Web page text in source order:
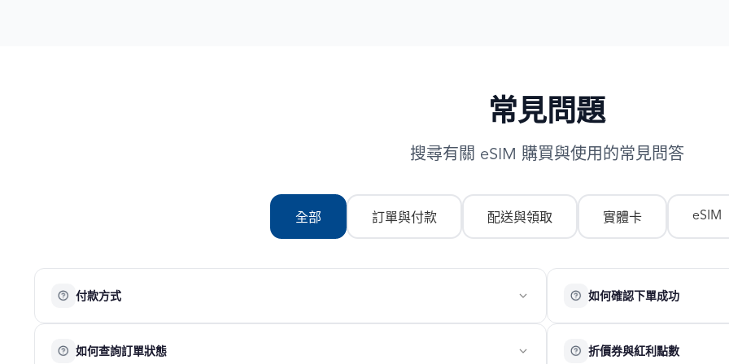
常見問題
搜尋有關 eSIM 購買與使用的常見問答
全部 訂單與付款 配送與領取 實體卡 eSIM
付款方式
銀行信用卡
如何查詢訂單狀態
如何確認下單成功
若收到以上郵件，即表示訂單已
折價券與紅利點數